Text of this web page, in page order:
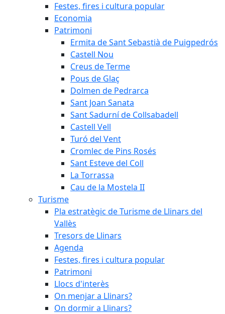
Festes, fires i cultura popular
Economia
Patrimoni
Ermita de Sant Sebastià de Puigpedrós
Castell Nou
Creus de Terme
Pous de Glaç
Dolmen de Pedrarca
Sant Joan Sanata
Sant Sadurní de Collsabadell
Castell Vell
Turó del Vent
Cromlec de Pins Rosés
Sant Esteve del Coll
La Torrassa
Cau de la Mostela II
Turisme
Pla estratègic de Turisme de Llinars del
Vallès
Tresors de Llinars
Agenda
Festes, fires i cultura popular
Patrimoni
Llocs d'interès
On menjar a Llinars?
On dormir a Llinars?